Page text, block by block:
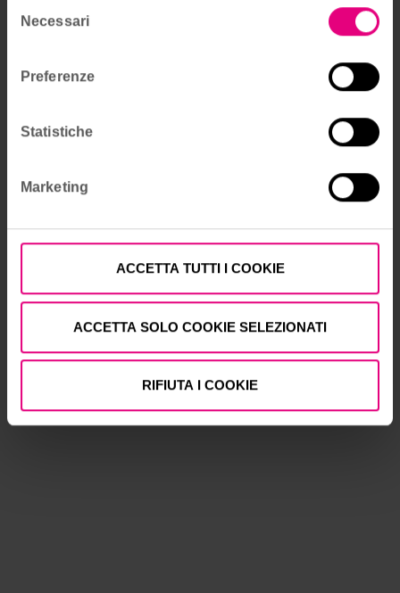
tecnici.
dettaglio i singoli cookie e le terze parti che installano i
cookie tramite il presente sito.
delNecessari
Preferenze
Statistiche
Marketing
ACCETTA TUTTI I COOKIE
ACCETTA SOLO COOKIE SELEZIONATI
RIFIUTA I COOKIE
Organizers
Corporazione Mastri della Pietra